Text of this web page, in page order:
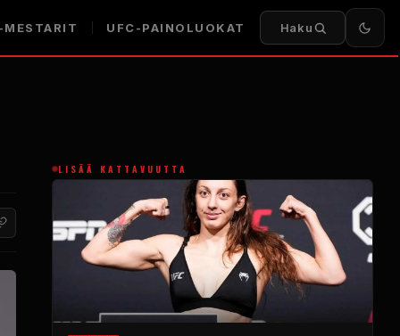
MESTARIT UFC-PAINOLUOKAT Haku
LISÄÄ KATTAVUUTTA